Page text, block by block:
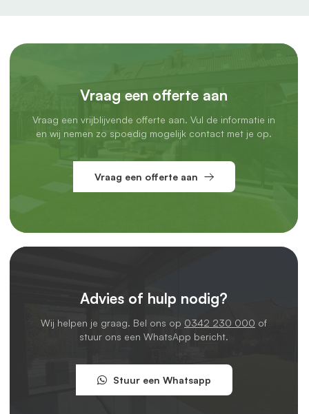
Vraag een offerte aan
Vraag een vrijblijvende offerte aan. Vul de informatie in
en wij nemen zo spoedig mogelijk contact met je op.
Vraag een offerte aan
Advies of hulp nodig?
Wij helpen je graag. Bel ons op 0342 230 000 of
stuur ons een WhatsApp bericht.
Stuur een Whatsapp